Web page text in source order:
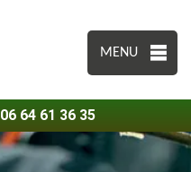
MENU
06 64 61 36 35